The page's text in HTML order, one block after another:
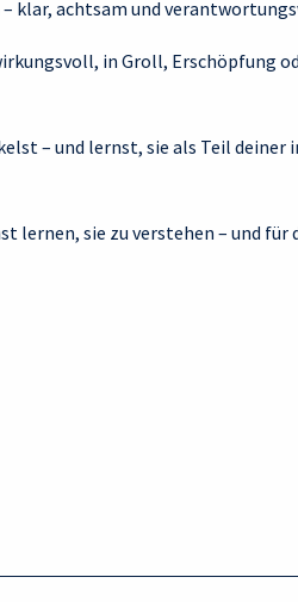
klar, achtsam und
in Groll, Erschöpfung
– und lernst, sie als Teil deiner
lernen, sie zu verstehen – und für